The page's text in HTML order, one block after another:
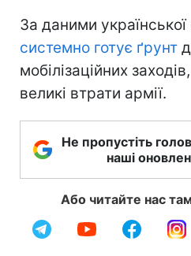
За даними
системно готує ґрунт
мобілізаційних
великі втрати армії.
Не пропустіть
наші
Або читайте нас